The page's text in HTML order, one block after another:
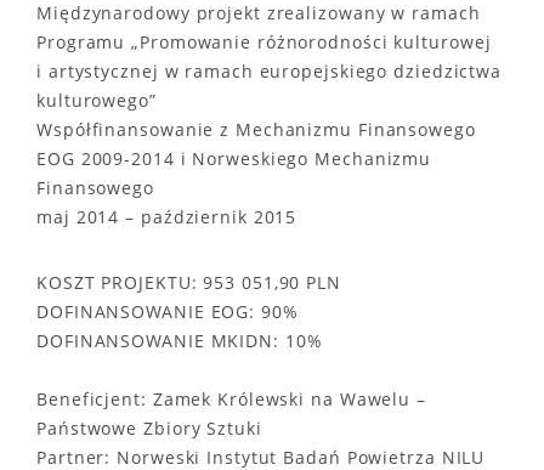
Międzynarodowy projekt zrealizowany w ramach
Programu „Promowanie różnorodności kulturowej
i artystycznej w ramach europejskiego dziedzictwa
kulturowego”
Współfinansowanie z Mechanizmu Finansowego
EOG 2009-2014 i Norweskiego Mechanizmu
Finansowego
maj 2014 – październik 2015
KOSZT PROJEKTU: 953 051,90 PLN
DOFINANSOWANIE EOG: 90%
DOFINANSOWANIE MKIDN: 10%
Beneficjent: Zamek Królewski na Wawelu –
Państwowe Zbiory Sztuki
Partner: Norweski Instytut Badań Powietrza NILU